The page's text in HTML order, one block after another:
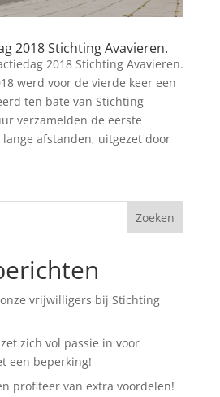
2018 Stichting Avavieren.
2018 Stichting Avavieren.
werd voor de vierde keer een
ten bate van Stichting
verzamelden de eerste
afstanden, uitgezet door
vrijwilligers bij Stichting
zich vol passie in voor
een beperking!
profiteer van extra voordelen!